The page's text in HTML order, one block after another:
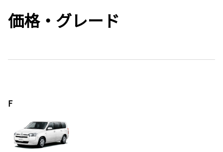
価格・グレード
F